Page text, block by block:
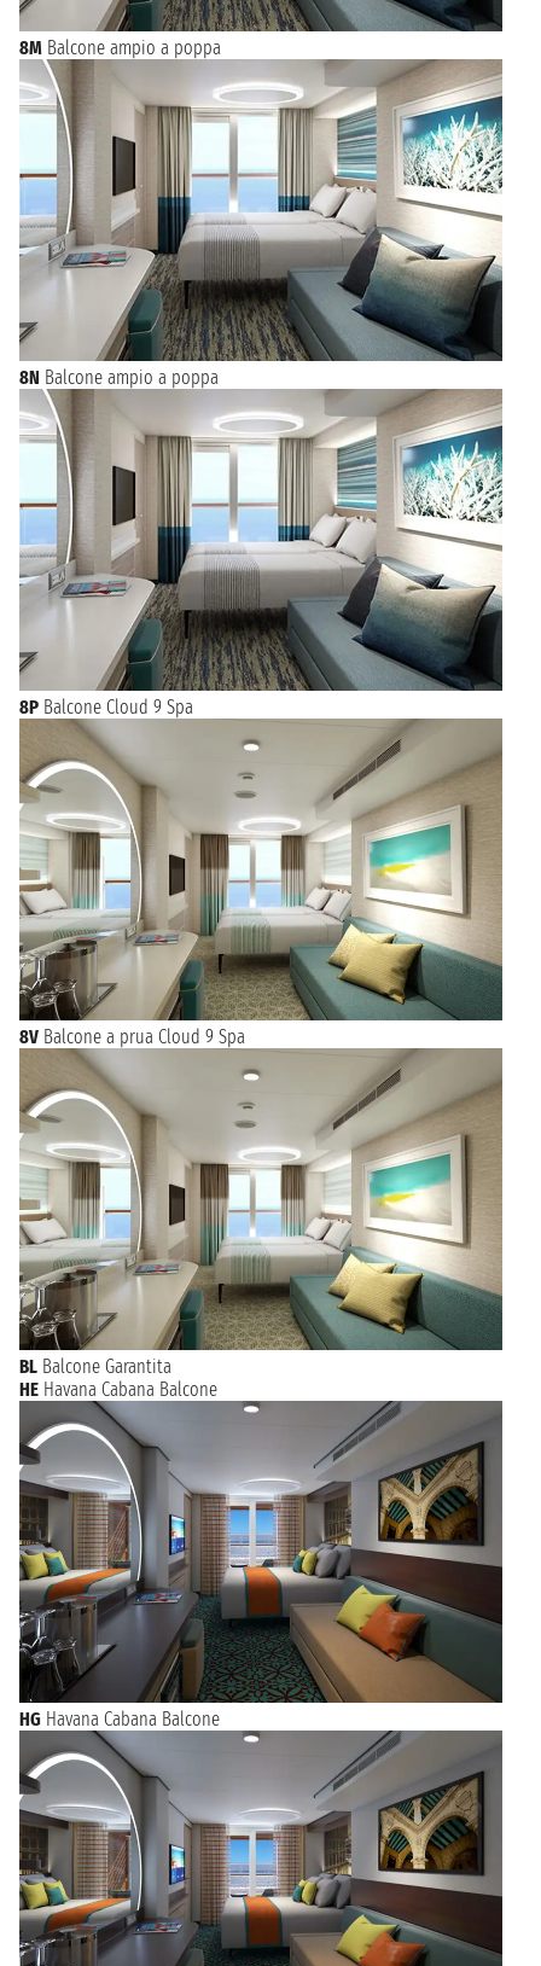
8M Balcone ampio a poppa
8N Balcone ampio a poppa
8P Balcone Cloud 9 Spa
8V Balcone a prua Cloud 9 Spa
BL Balcone Garantita
HE Havana Cabana Balcone
HG Havana Cabana Balcone